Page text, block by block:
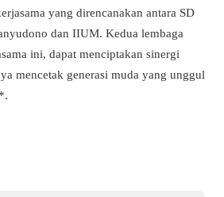
yang direncanakan antara SD
dan IIUM. Kedua lembaga
ini, dapat menciptakan sinergi
mencetak generasi muda yang unggul